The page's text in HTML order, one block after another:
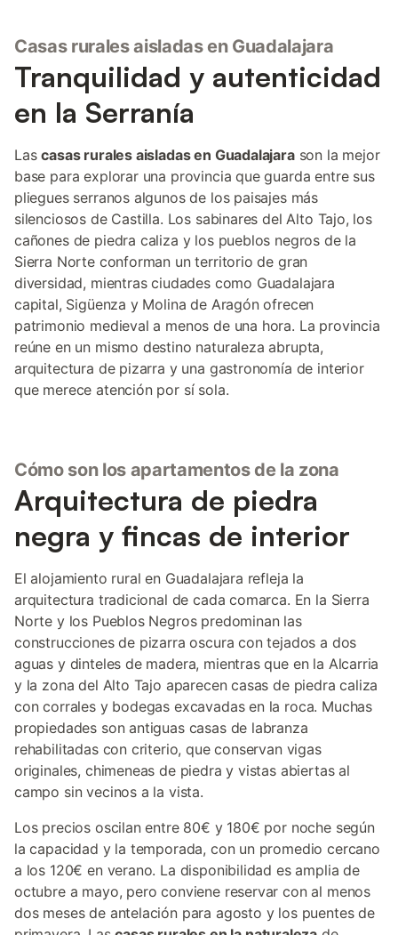
Casas rurales aisladas en Guadalajara
Tranquilidad y autenticidad
en la Serranía
Lascasas rurales aisladas en Guadalajarason la mejor
base para explorar una provincia que guarda entre sus
pliegues serranos algunos de los paisajes más
silenciosos de Castilla. Los sabinares del Alto Tajo, los
cañones de piedra caliza y los pueblos negros de la
Sierra Norte conforman un territorio de gran
diversidad, mientras ciudades como Guadalajara
capital, Sigüenza y Molina de Aragón ofrecen
patrimonio medieval a menos de una hora. La provincia
reúne en un mismo destino naturaleza abrupta,
arquitectura de pizarra y una gastronomía de interior
que merece atención por sí sola.
Cómo son los apartamentos de la zona
Arquitectura de piedra
negra y fincas de interior
El alojamiento rural en Guadalajara refleja la
arquitectura tradicional de cada comarca. En la Sierra
Norte y los Pueblos Negros predominan las
construcciones de pizarra oscura con tejados a dos
aguas y dinteles de madera, mientras que en la Alcarria
y la zona del Alto Tajo aparecen casas de piedra caliza
con corrales y bodegas excavadas en la roca. Muchas
propiedades son antiguas casas de labranza
rehabilitadas con criterio, que conservan vigas
originales, chimeneas de piedra y vistas abiertas al
campo sin vecinos a la vista.
Los precios oscilan entre 80€ y 180€ por noche según
la capacidad y la temporada, con un promedio cercano
a los 120€ en verano. La disponibilidad es amplia de
octubre a mayo, pero conviene reservar con al menos
dos meses de antelación para agosto y los puentes de